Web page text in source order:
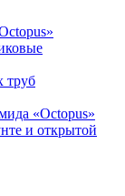
труб
«Octopus»
и открытой